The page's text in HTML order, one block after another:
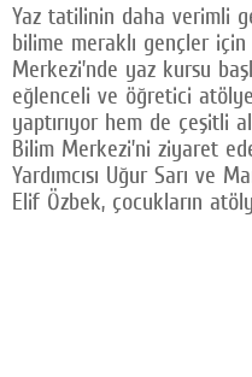
İletişim
A24 SOSYAL MEDYA
Facebook
Twitter
Yaz tatilinin daha verimli
bilime meraklı gençler
Merkezi’nde yaz kursu
eğlenceli ve öğretici
yaptırıyor hem de çeşitli
Bilim Merkezi’ni ziyaret
Yardımcısı Uğur Sarı ve
Elif Özbek, çocukların